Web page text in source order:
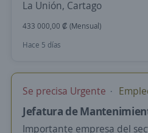
La Unión, Cartago
433 000,00 ₡ (Mensual)
Hace 5 días
Se precisa Urgente
Jefatura de
Importante empresa del